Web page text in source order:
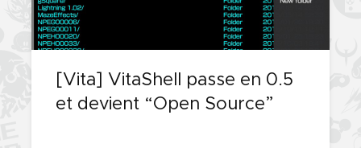
[Vita] VitaShell passe en 0.5
et devient “Open Source”